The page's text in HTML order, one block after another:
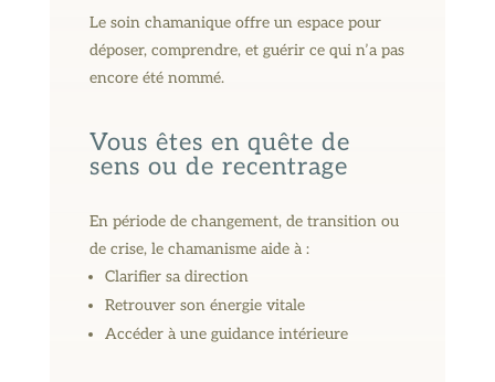
Le soin chamanique offre un espace pour
déposer, comprendre, et guérir ce qui n’a pas
encore été nommé.
Vous êtes en quête de
sens ou de recentrage
En période de changement, de transition ou
de crise, le chamanisme aide à :
Clarifier sa direction
Retrouver son énergie vitale
Accéder à une guidance intérieure